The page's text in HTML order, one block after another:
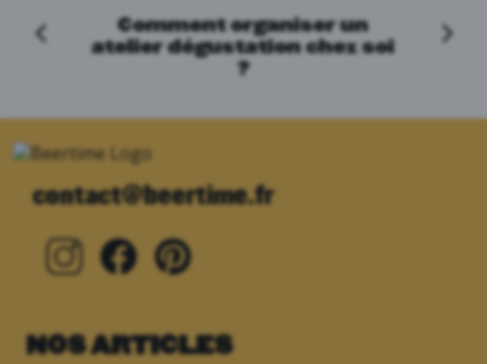
Comment organiser un
atelier dégustation chez soi
?
contact@beertime.fr
NOS ARTICLES